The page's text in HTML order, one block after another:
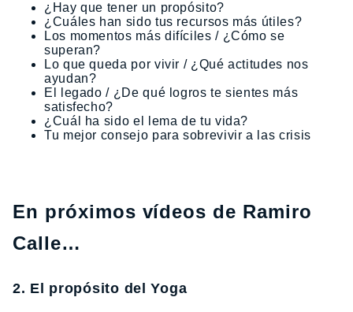
¿Hay que tener un propósito?
¿Cuáles han sido tus recursos más útiles?
Los momentos más difíciles / ¿Cómo se
superan?
Lo que queda por vivir / ¿Qué actitudes nos
ayudan?
El legado / ¿De qué logros te sientes más
satisfecho?
¿Cuál ha sido el lema de tu vida?
Tu mejor consejo para sobrevivir a las crisis
En próximos vídeos de Ramiro
Calle…
2. El propósito del Yoga